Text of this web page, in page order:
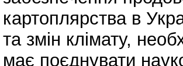
картоплярства в
та змін клімату,
має поєднувати